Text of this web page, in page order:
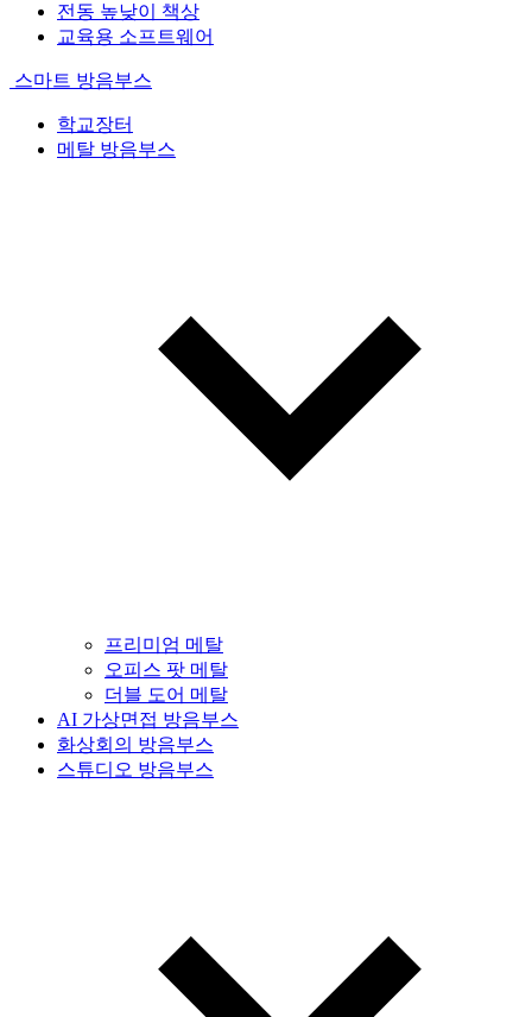
전동 높낮이 책상
교육용 소프트웨어
스마트 방음부스
학교장터
메탈 방음부스
프리미엄 메탈
오피스 팟 메탈
더블 도어 메탈
AI 가상면접 방음부스
화상회의 방음부스
스튜디오 방음부스